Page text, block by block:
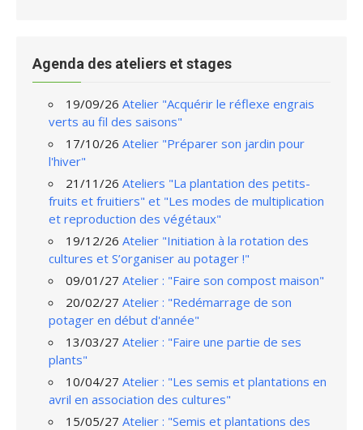
Agenda des ateliers et stages
19/09/26 Atelier "Acquérir le réflexe engrais
verts au fil des saisons"
17/10/26 Atelier "Préparer son jardin pour
l'hiver"
21/11/26 Ateliers "La plantation des petits-
fruits et fruitiers" et "Les modes de multiplication
et reproduction des végétaux"
19/12/26 Atelier "Initiation à la rotation des
cultures et S’organiser au potager !"
09/01/27 Atelier : "Faire son compost maison"
20/02/27 Atelier : "Redémarrage de son
potager en début d'année"
13/03/27 Atelier : "Faire une partie de ses
plants"
10/04/27 Atelier : "Les semis et plantations en
avril en association des cultures"
15/05/27 Atelier : "Semis et plantations des